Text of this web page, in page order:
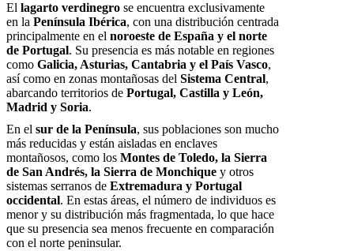
El lagarto verdinegro se encuentra exclusivamente
en la Península Ibérica, con una distribución centrada
principalmente en el noroeste de España y el norte
de Portugal. Su presencia es más notable en regiones
como Galicia, Asturias, Cantabria y el País Vasco,
así como en zonas montañosas del Sistema Central,
abarcando territorios de Portugal, Castilla y León,
Madrid y Soria.
En el sur de la Península, sus poblaciones son mucho
más reducidas y están aisladas en enclaves
montañosos, como los Montes de Toledo, la Sierra
de San Andrés, la Sierra de Monchique y otros
sistemas serranos de Extremadura y Portugal
occidental. En estas áreas, el número de individuos es
menor y su distribución más fragmentada, lo que hace
que su presencia sea menos frecuente en comparación
con el norte peninsular.